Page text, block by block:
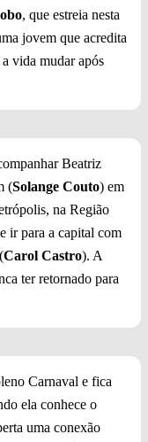
, que estreia nesta
jovem que acredita
vida mudar após
Beatriz
(Solange Couto) em
na Região
ir para a capital com
Carol Castro). A
ter retornado para
Carnaval e fica
ela conhece o
uma conexão